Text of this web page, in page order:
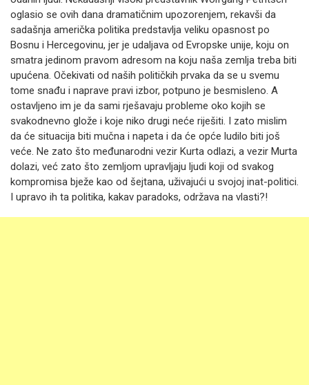
oglasio se ovih dana dramatičnim upozorenjem, rekavši da
sadašnja američka politika predstavlja veliku opasnost po
Bosnu i Hercegovinu, jer je udaljava od Evropske unije, koju on
smatra jedinom pravom adresom na koju naša zemlja treba biti
upućena. Očekivati od naših političkih prvaka da se u svemu
tome snađu i naprave pravi izbor, potpuno je besmisleno. A
ostavljeno im je da sami rješavaju probleme oko kojih se
svakodnevno glože i koje niko drugi neće riješiti. I zato mislim
da će situacija biti mučna i napeta i da će opće ludilo biti još
veće. Ne zato što međunarodni vezir Kurta odlazi, a vezir Murta
dolazi, već zato što zemljom upravljaju ljudi koji od svakog
kompromisa bježe kao od šejtana, uživajući u svojoj inat-politici.
I upravo ih ta politika, kakav paradoks, održava na vlasti?!